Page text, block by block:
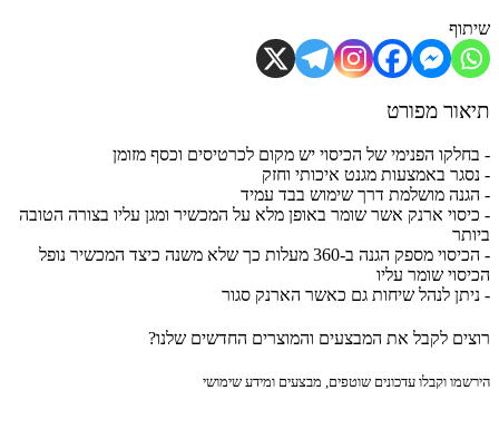
מפורט
הפנימי של הכיסוי יש מקום לכרטיסים וכסף מזומן
באמצעות מגנט איכותי וחזק
מושלמת דרך שימוש בבד עמיד
ארנק אשר שומר באופן מלא על המכשיר ומגן עליו בצורה הטובה
- הכיסוי מספק הגנה ב-360 מעלות כך שלא משנה כיצד המכשיר נופל
שומר עליו
לנהל שיחות גם כאשר הארנק סגור
לקבל את המבצעים והמוצרים החדשים שלנו?
וקבלו עדכונים שוטפים, מבצעים ומידע שימושי